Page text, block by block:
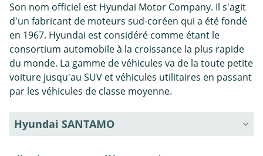
Son nom officiel est Hyundai Motor Company. Il s'agit
d'un fabricant de moteurs sud-coréen qui a été fondé
en 1967. Hyundai est considéré comme étant le
consortium automobile à la croissance la plus rapide
du monde. La gamme de véhicules va de la toute petite
voiture jusqu'au SUV et véhicules utilitaires en passant
par les véhicules de classe moyenne.
Hyundai SANTAMO